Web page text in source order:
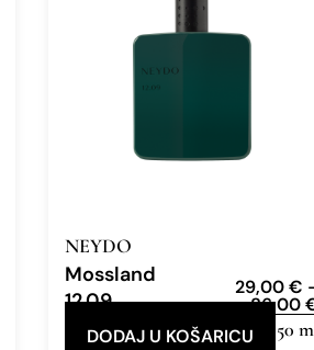
NEYDO
Mossland
12.09
29,00€
86,00
Eau de Parfum 12ml, 50
DODAJ U KOŠARICU